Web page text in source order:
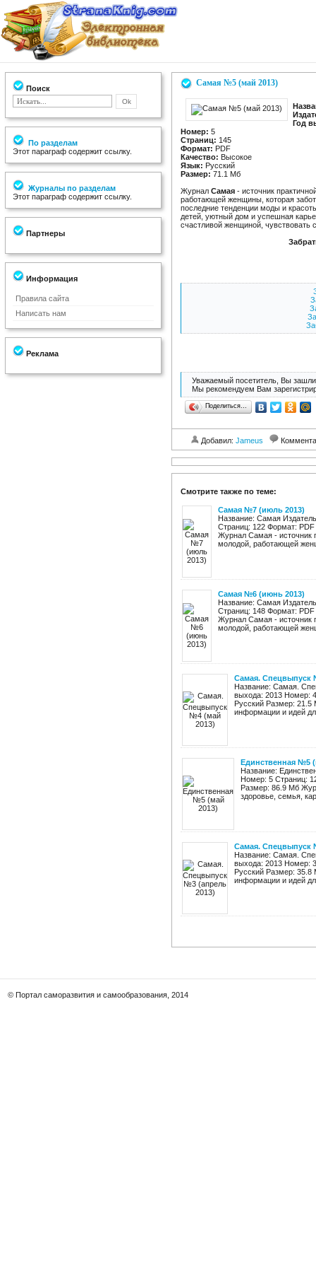
Поиск
По разделам
Этот параграф содержит ссылку.
Журналы по разделам
Этот параграф содержит ссылку.
Партнеры
Информация
Правила сайта
Написать нам
Реклама
Самая №5 (май 2013)
Год
Номер: 5
Страниц: 145
Формат: PDF
Качество: Высокое
Язык: Русский
Размер: 71.1 Мб
Журнал Самая - источник
работающей женщины, которая
последние тенденции моды и
детей, уютный дом и успешная
счастливой женщиной,
Уважаемый посетитель, Вы зашли
Мы рекомендуем Вам
Поделиться…
Добавил: Jameus
Смотрите также по теме:
Самая №7 (июль 2013)
Название: Самая
Страниц: 122 Формат:
Журнал Самая - источник
молодой, работающей
Самая №6 (июнь 2013)
Название: Самая
Страниц: 148 Формат:
Журнал Самая - источник
молодой, работающей
Самая. Спецвыпуск
Название: Самая.
выхода: 2013 Номер:
Русский Размер: 21.5
информации и идей
Единственная №5
Название:
Номер: 5 Страниц:
Размер: 86.9 Мб
здоровье, семья,
Самая. Спецвыпуск
Название: Самая.
выхода: 2013 Номер:
Русский Размер: 35.8
информации и идей
© Портал саморазвития и самообразования, 2014